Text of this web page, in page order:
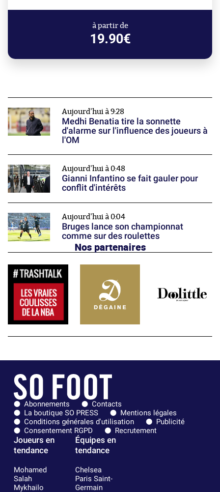
à partir de
19.90€
Aujourd'hui à 9:28
Medhi Benatia tire la sonnette
d'alarme sur l'influence des joueurs à
l'OM
Aujourd'hui à 0:48
Gianni Infantino se fait gauler pour
conflit d'intérêts
Aujourd'hui à 0:04
Bruges lance son championnat
comme sur des roulettes
Nos partenaires
Abonnements
Contacts
La boutique SO PRESS
Mentions légales
Conditions générales d'utilisation
Publicité
Consentement RGPD
Recrutement
Joueurs en
tendance
Mohamed
Salah
Mykhailo
Équipes en
tendance
Chelsea
Paris Saint-
Germain